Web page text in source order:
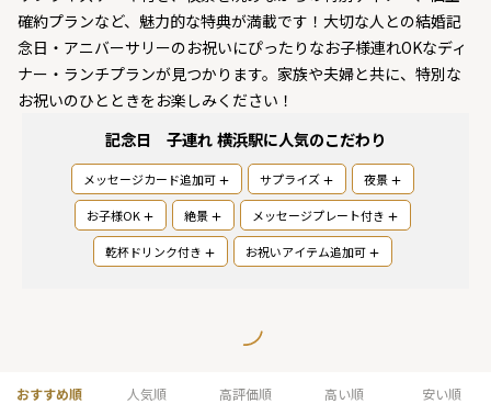
確約プランなど、魅力的な特典が満載です！大切な人との結婚記
念日・アニバーサリーのお祝いにぴったりなお子様連れOKなディ
ナー・ランチプランが見つかります。家族や夫婦と共に、特別な
お祝いのひとときをお楽しみください！
記念日 子連れ 横浜駅に人気のこだわり
メッセージカード追加可 サプライズ 夜景
お子様OK 絶景 メッセージプレート付き
乾杯ドリンク付き お祝いアイテム追加可
おすすめ順 人気順 高評価順 高い順 安い順